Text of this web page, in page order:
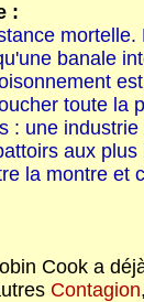
:
banale
toute la
: une
aux
la montre et
Cook a
Contagion,